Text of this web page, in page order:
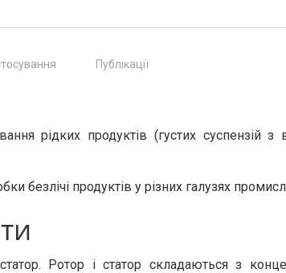
Публікації
рідких продуктів (густих суспензій з
безлічі продуктів у різних галузях
Ротор і статор складаються з